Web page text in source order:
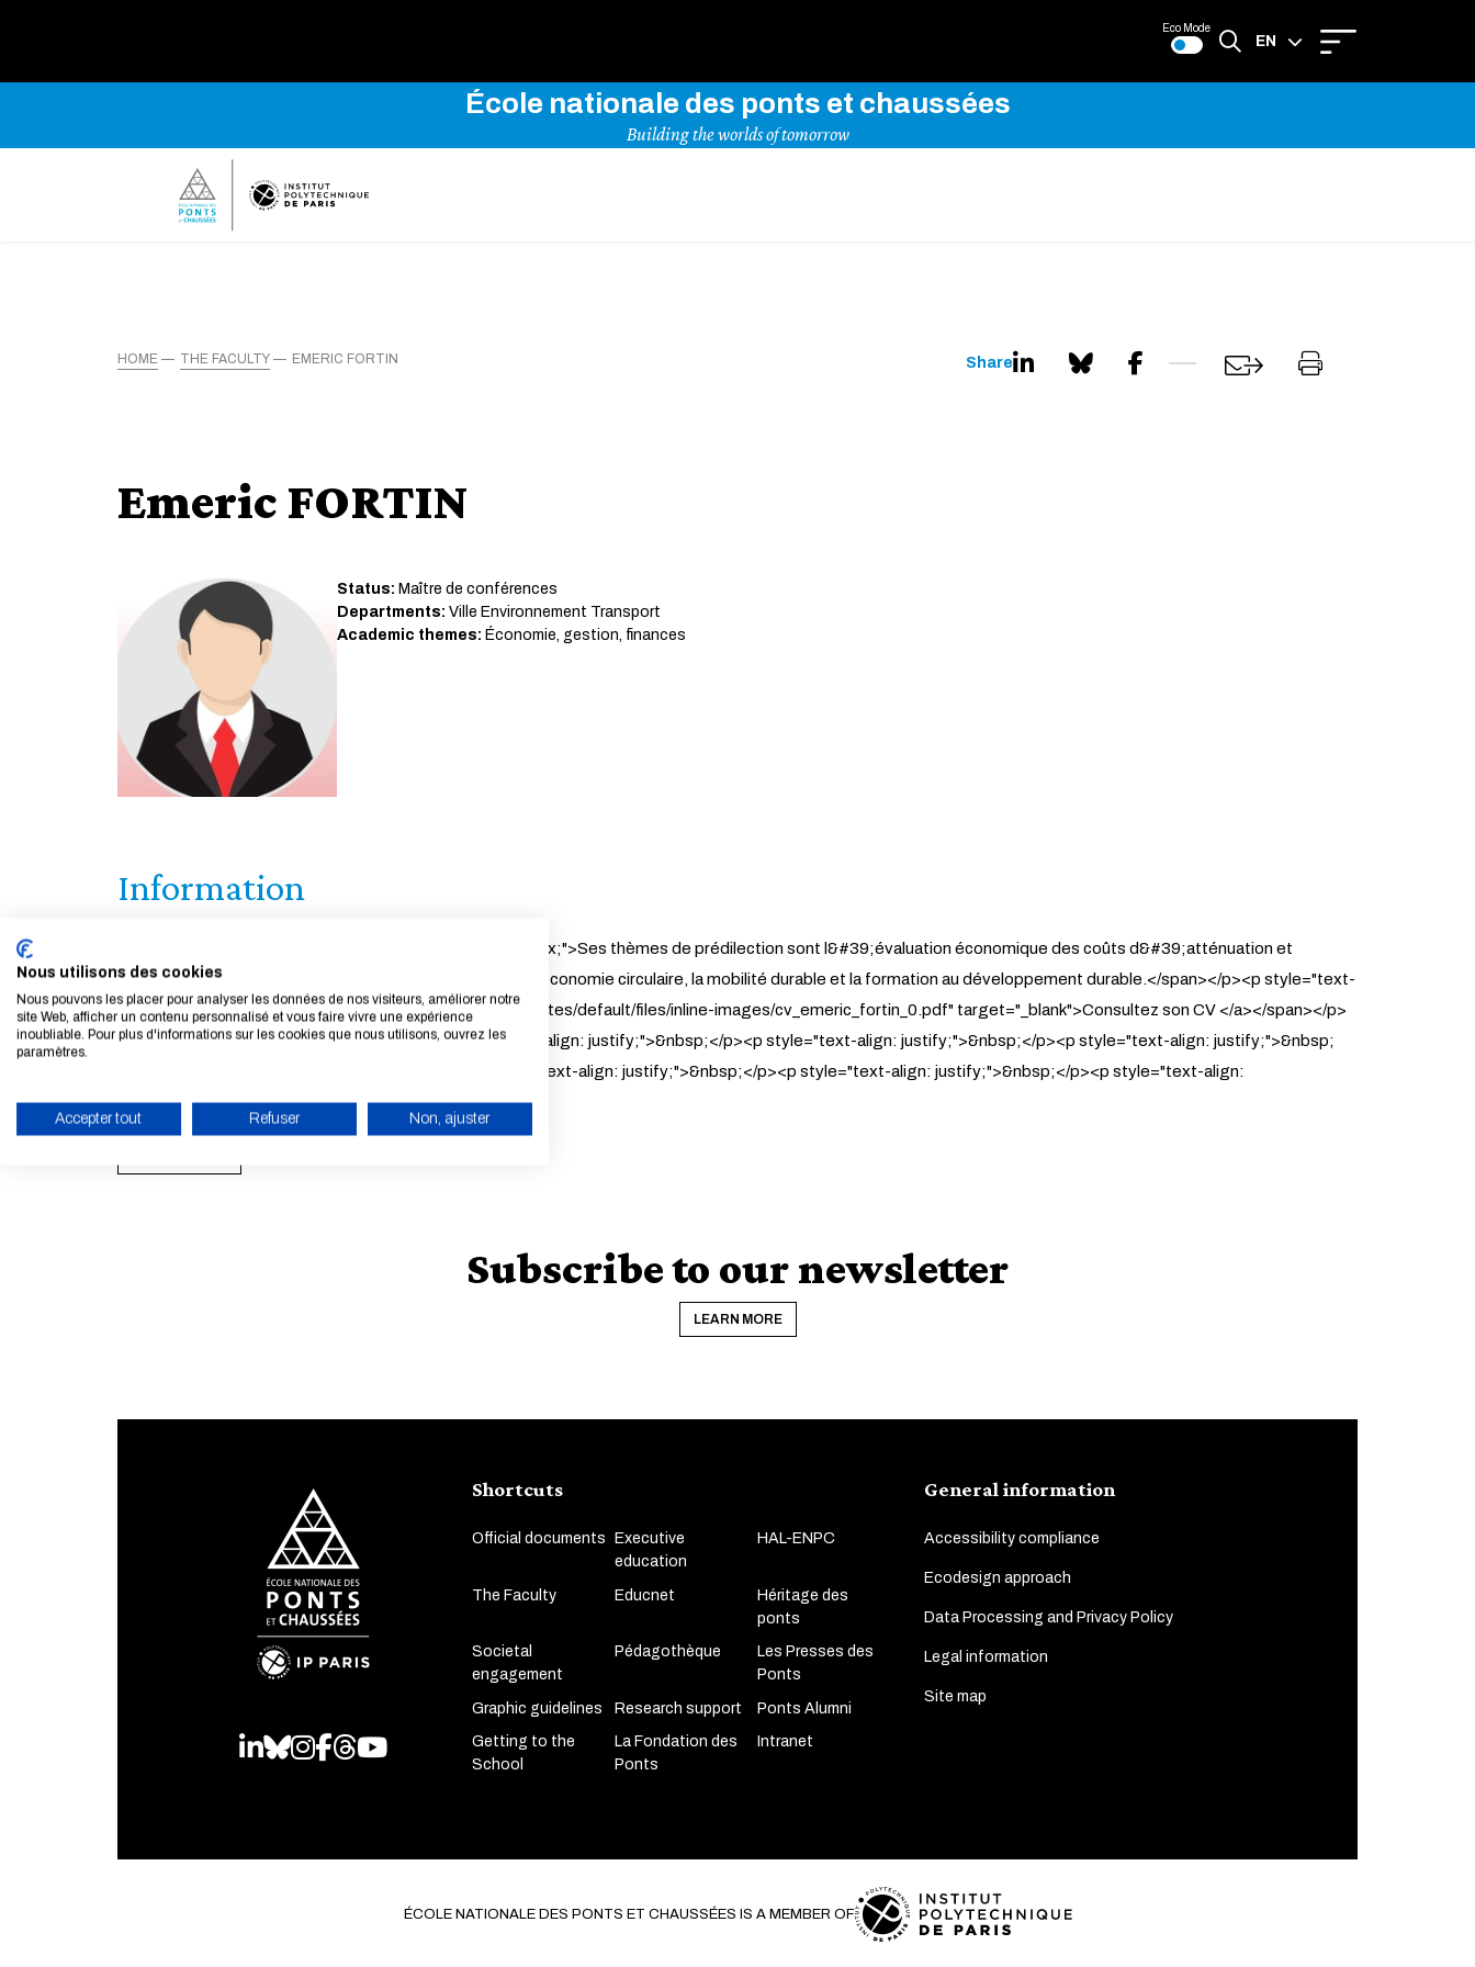
Eco Mode
EN
École nationale des ponts et chaussées
Building the worlds of tomorrow
HOME THE FACULTY EMERIC FORTIN Share
Emeric FORTIN
Status: Maître de conférences
Departments: Ville Environnement Transport
Academic themes: Économie, gestion, finances
Information
<p style="text-align: justify;"><span style="font-size:16px;">Ses thèmes de prédilection sont l&#39;évaluation économique des coûts d&#39;atténuation et
d&#39;adaptation aux changements climatiques, l&#39;économie circulaire, la mobilité durable et la formation au développement durable.</span></p><p style="text-
align: justify;"><span style="font-size:16px;"><a href="/sites/default/files/inline-images/cv_emeric_fortin_0.pdf" target="_blank">Consultez son CV </a></span></p>
<p style="text-align: justify;">&nbsp;</p><p style="text-align: justify;">&nbsp;</p><p style="text-align: justify;">&nbsp;</p><p style="text-align: justify;">&nbsp;
</p><p style="text-align: justify;">&nbsp;</p><p style="text-align: justify;">&nbsp;</p><p style="text-align: justify;">&nbsp;</p><p style="text-align:
justify;">&nbsp;</p>
Subscribe to our newsletter
LEARN MORE
LinkedIn
Bluesky
Instagram
Facebook
ThreadsYoutube
Shortcuts
Official documents
Executive
education
HAL-ENPC
The Faculty Educnet
Héritage des
ponts
Societal
engagement
Pédagothèque
Les Presses des
Ponts
Graphic guidelines Research support Ponts Alumni
Getting to the
School
La Fondation des
Ponts
Intranet
General information
Accessibility compliance
Ecodesign approach
Data Processing and Privacy Policy
Legal information
Site map
ÉCOLE NATIONALE DES PONTS ET CHAUSSÉES IS A MEMBER OF
Nous utilisons des cookies
Nous pouvons les placer pour analyser les données de nos visiteurs, améliorer notre
site Web, afficher un contenu personnalisé et vous faire vivre une expérience
inoubliable. Pour plus d'informations sur les cookies que nous utilisons, ouvrez les
paramètres.
Accepter tout Refuser Non, ajuster